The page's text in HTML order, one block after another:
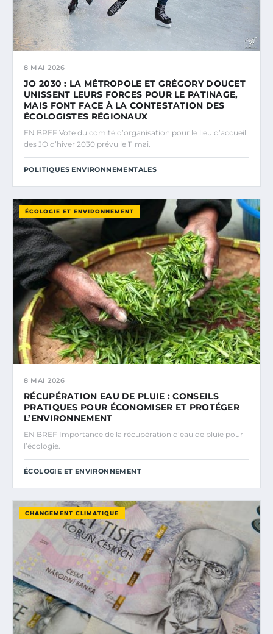
8 MAI 2026
JO 2030 : LA MÉTROPOLE ET GRÉGORY DOUCET
UNISSENT LEURS FORCES POUR LE PATINAGE,
MAIS FONT FACE À LA CONTESTATION DES
ÉCOLOGISTES RÉGIONAUX
EN BREF Vote du comité d’organisation pour le lieu d’accueil
des JO d’hiver 2030 prévu le 11 mai.
POLITIQUES ENVIRONNEMENTALES
ÉCOLOGIE ET ENVIRONNEMENT
8 MAI 2026
RÉCUPÉRATION EAU DE PLUIE : CONSEILS
PRATIQUES POUR ÉCONOMISER ET PROTÉGER
L’ENVIRONNEMENT
EN BREF Importance de la récupération d’eau de pluie pour
l’écologie.
ÉCOLOGIE ET ENVIRONNEMENT
CHANGEMENT CLIMATIQUE